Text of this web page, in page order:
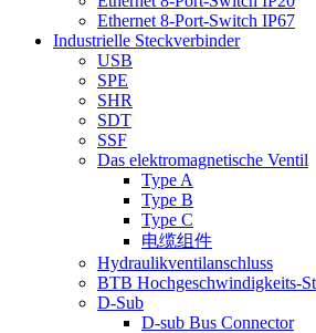
Ethernet 8-Port-Switch IP67
Industrielle Steckverbinder
USB
SPE
SHR
SDT
SSF
Das elektromagnetische Ventil
Type A
Type B
Type C
电缆组件
Hydraulikventilanschluss
BTB Hochgeschwindigkeits-
D-Sub
D-sub Bus Connector